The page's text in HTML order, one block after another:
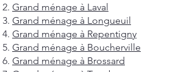
Grand ménage à Laval
Grand ménage à Longueuil
Grand ménage à Repentigny
Grand ménage à Boucherville
Grand ménage à Brossard